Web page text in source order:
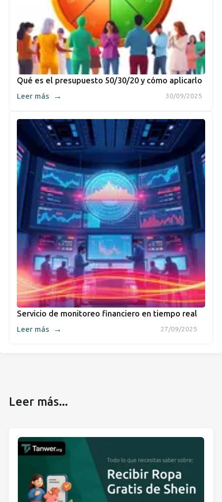
Qué es el presupuesto 50/30/20 y cómo aplicarlo
30/09/2025
Leer más →
Servicio de monitoreo financiero en tiempo real
27/09/2025
Leer más →
Leer más...